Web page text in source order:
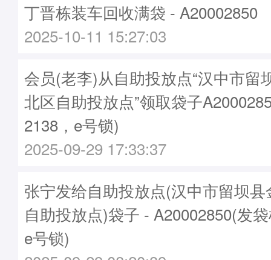
丁晋栋装车回收满袋 - A20002850
2025-10-11 15:27:03
会员(老李)从自助投放点“汉中市留
北区自助投放点”领取袋子
2138，e号锁)
2025-09-29 17:33:37
张宁发给自助投放点(汉中市留坝
自助投放点)袋子 - A20002850(发
e号锁)